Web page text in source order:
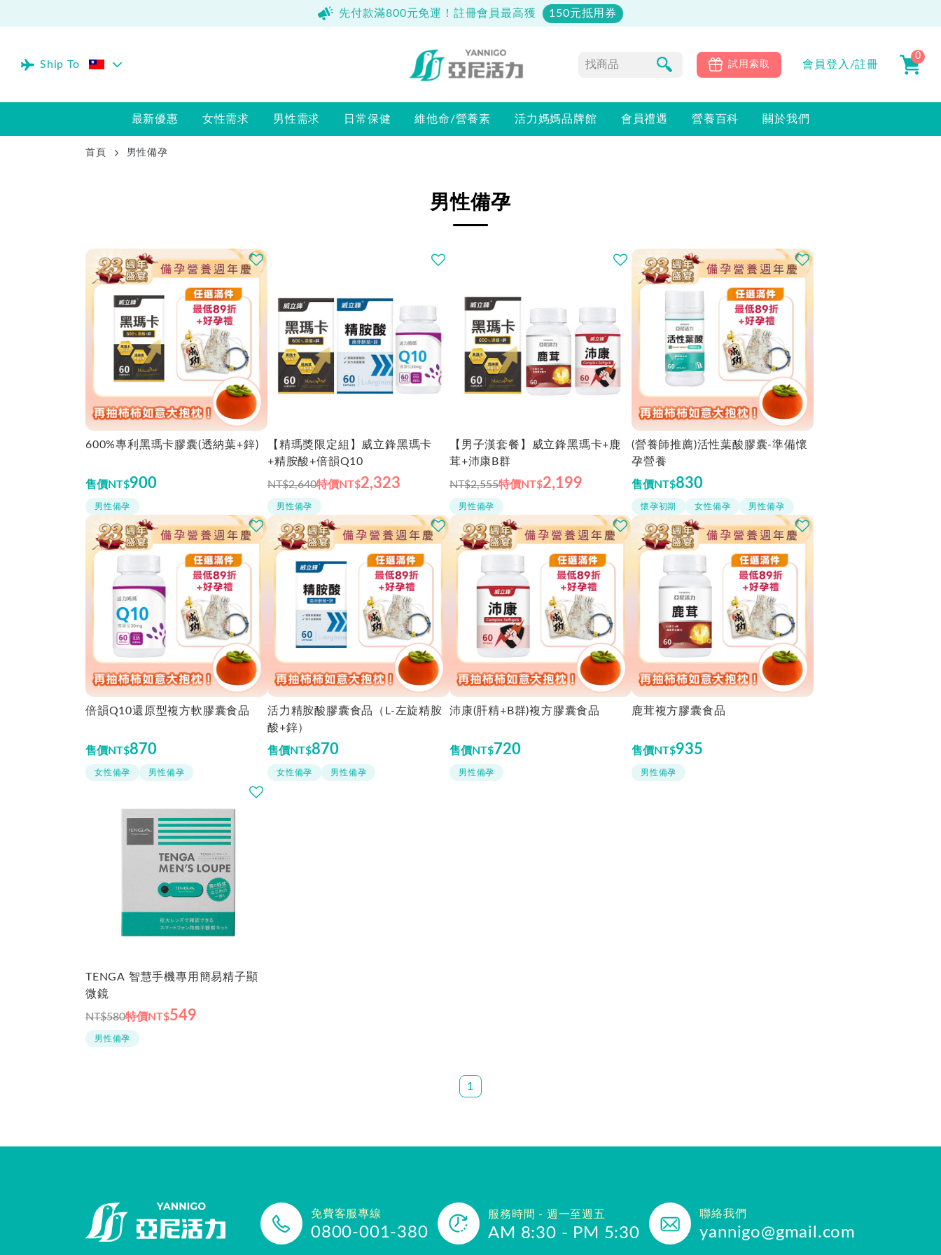
先付款滿800元免運！註冊會員最高獲 150元抵用券
Ship To 試用索取 會員登入/註冊
0
最新優惠 女性需求 男性需求 日常保健 維他命/營養素 活力媽媽品牌館 會員禮遇 營養百科 關於我們
首頁 男性備孕
男性備孕
600%專利黑瑪卡膠囊(透納葉+鋅)
售價NT$900
男性備孕
【精瑪獎限定組】威立鋒黑瑪卡
+精胺酸+倍韻Q10
NT$2,640特價NT$2,323
男性備孕
【男子漢套餐】威立鋒黑瑪卡+鹿
茸+沛康B群
NT$2,555特價NT$2,199
男性備孕
(營養師推薦)活性葉酸膠囊-準備懷
孕營養
售價NT$830
懷孕初期 女性備孕 男性備孕
倍韻Q10還原型複方軟膠囊食品
售價NT$870
女性備孕 男性備孕
活力精胺酸膠囊食品（L-左旋精胺
酸+鋅）
售價NT$870
女性備孕 男性備孕
沛康(肝精+B群)複方膠囊食品
售價NT$720
男性備孕
鹿茸複方膠囊食品
售價NT$935
男性備孕
TENGA 智慧手機專用簡易精子顯
微鏡
NT$580特價NT$549
男性備孕
1
免費客服專線
0800-001-380
服務時間 - 週一至週五
AM 8:30 - PM 5:30
聯絡我們
yannigo@gmail.com